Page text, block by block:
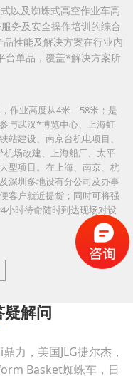
以及蜘蛛式高空作业车高
务及安全操作培训的综合
性能及解决方案在行业内
台单品，覆盖*解决方案所
作业高度从4米—58米；是
与武汉*博览中心、上海虹
站建设、南京台机电项目、
场改建、上海船厂、太平
型项目。在上海、南京、杭
深圳多地设有分公司及办事
客户就近提货；同时可将强
小时待命随时到达现场对设
解问
力，美国JLG捷尔杰，
Basket蜘蛛车，日